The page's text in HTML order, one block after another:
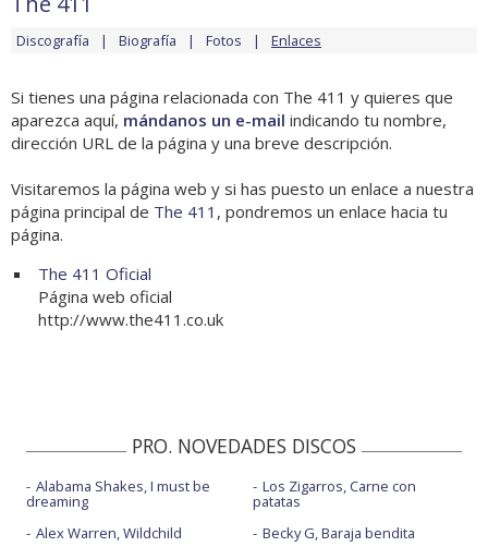
Discografía Biografía Fotos Enlaces
Si tienes una página relacionada con The 411 y quieres que
aparezca aquí, mándanos un e-mail indicando tu nombre,
dirección URL de la página y una breve descripción.
Visitaremos la página web y si has puesto un enlace a nuestra
página principal de The 411 , pondremos un enlace hacia tu
página.
The 411 Oficial
Página web oficial
http://www.the411.co.uk
PRO. NOVEDADES DISCOS
Alabama Shakes, I must be
dreaming
Alex Warren, Wildchild
Los Zigarros, Carne con
patatas
Becky G, Baraja bendita